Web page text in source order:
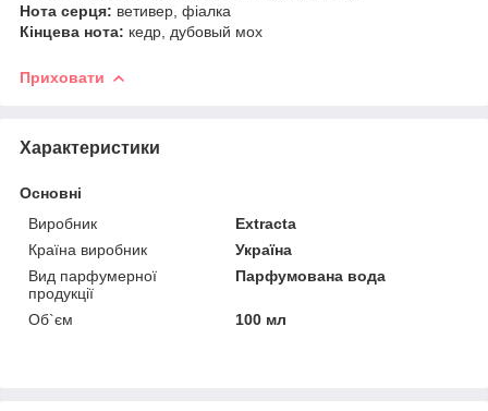
Нота серця: ветивер, фіалка
Кінцева нота: кедр, дубовый мох
Приховати
Характеристики
Основні
Виробник
Extracta
Країна виробник
Україна
Вид парфумерної
продукції
Парфумована вода
Об`єм 100 мл